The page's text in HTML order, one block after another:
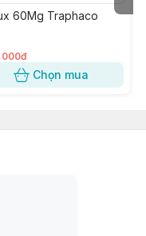
60Mg Traphaco
Chọn mua